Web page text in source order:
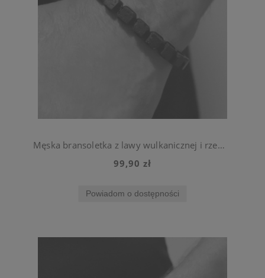
Męska bransoletka z lawy wulkanicznej i rzemyka kwadratowe kamienie
99,90 zł
Powiadom o dostępności